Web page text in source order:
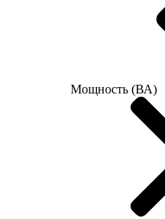
Мощность (ВА)